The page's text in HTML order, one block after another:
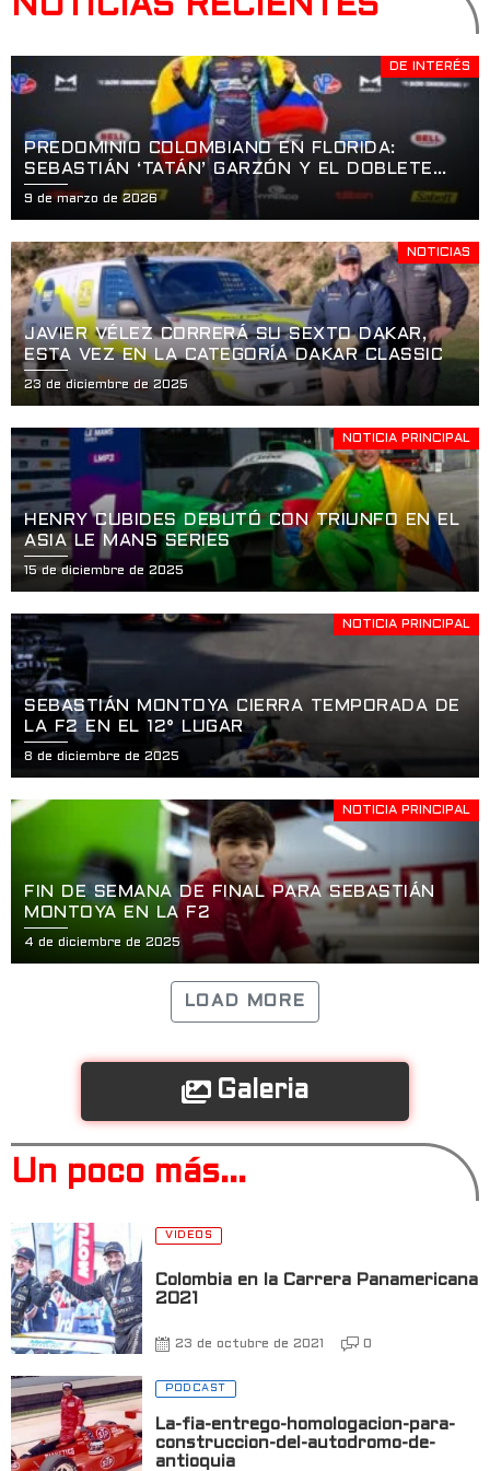
NOTICIAS RECIENTES
DE INTERÉS
PREDOMINIO COLOMBIANO EN FLORIDA:
SEBASTIÁN ‘TATÁN’ GARZÓN Y EL DOBLETE
HISTÓRICO EN LA APERTURA DE LA USF2000
EN ST. PETERSBURG
9 de marzo de 2026
NOTICIAS
JAVIER VÉLEZ CORRERÁ SU SEXTO DAKAR,
ESTA VEZ EN LA CATEGORÍA DAKAR CLASSIC
23 de diciembre de 2025
NOTICIA PRINCIPAL
HENRY CUBIDES DEBUTÓ CON TRIUNFO EN EL
ASIA LE MANS SERIES
15 de diciembre de 2025
NOTICIA PRINCIPAL
SEBASTIÁN MONTOYA CIERRA TEMPORADA DE
LA F2 EN EL 12° LUGAR
8 de diciembre de 2025
NOTICIA PRINCIPAL
FIN DE SEMANA DE FINAL PARA SEBASTIÁN
MONTOYA EN LA F2
4 de diciembre de 2025
LOAD MORE
Galeria
Un poco más...
VIDEOS
Colombia en la Carrera Panamericana
2021
23 de octubre de 2021 0
PODCAST
La-fia-entrego-homologacion-para-
construccion-del-autodromo-de-
antioquia